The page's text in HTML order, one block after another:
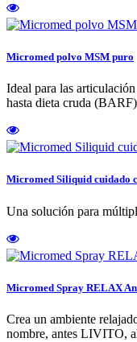
Micromed polvo MSM puro
Ideal para las
hasta dieta cruda
Micromed Siliquid cuidado
Una solución para
Micromed Spray RELAX
Crea un ambiente
nombre, antes LIVITO,